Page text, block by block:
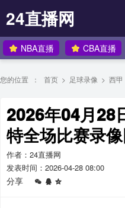
24直播网
NBA直播 CBA直播
您的位置 ： 首页 > 足球录像 > 西甲
2026年04月28
特全场比赛录
作者：24直播网
发表时间：2026-04-28 08:00
分享